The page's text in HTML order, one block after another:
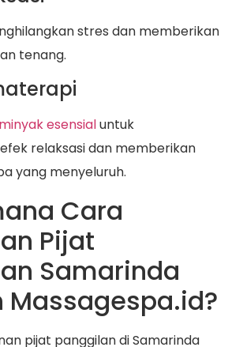
stres dan memberikan
tenang.
minyak esensialuntuk
relaksasi dan memberikan
yang menyeluruh.
Cara
Pijat
Samarinda
Massagespa.id?
pijat panggilan di Samarinda